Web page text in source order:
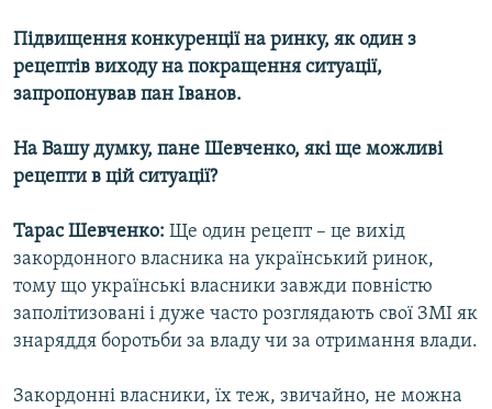
Підвищення конкуренції на ринку, як один з
рецептів виходу на покращення ситуації,
запропонував пан Іванов.
На Вашу думку, пане Шевченко, які ще можливі
рецепти в цій ситуації?
Тарас Шевченко: Ще один рецепт – це вихід
закордонного власника на український ринок,
тому що українські власники завжди повністю
заполітизовані і дуже часто розглядають свої ЗМІ як
знаряддя боротьби за владу чи за отримання влади.
Закордонні власники, їх теж, звичайно, не можна